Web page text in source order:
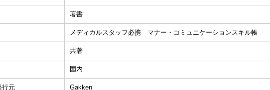
著書
メディカルスタッフ必携 マナー・コミュニケーションスキル帳
共著
国内
行元 Gakken